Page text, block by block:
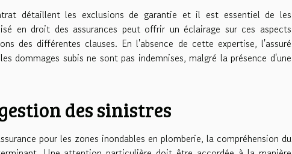
détaillent les exclusions de garantie et il est essentiel de les
en droit des assurances peut offrir un éclairage sur ces aspects
des différentes clauses. En l'absence de cette expertise, l'assuré
dommages subis ne sont pas indemnises, malgré la présence d'une
des sinistres
pour les zones inondables en plomberie, la compréhension du